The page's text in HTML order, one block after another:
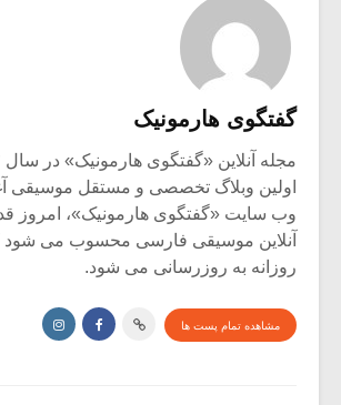
گفتگوی هارمونیک
اولین وبلاگ تخصصی و مستقل موسیقی
وب سایت «گفتگوی هارمونیک»، امروز
آنلاین موسیقی فارسی محسوب می
روزانه به روزرسانی می شود.
مشاهده تمام پست ها